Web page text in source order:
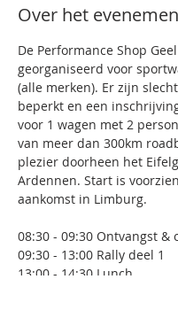
Over het
De Performance Shop
georganiseerd voor
(alle merken). Er zijn
beperkt en een
voor 1 wagen met 2
van meer dan 300km
plezier doorheen het
Ardennen. Start is
aankomst in Limburg.
08:30 - 09:30 Ontvangst &
09:30 - 13:00 Rally deel 1
13:00 - 14:30 Lunch